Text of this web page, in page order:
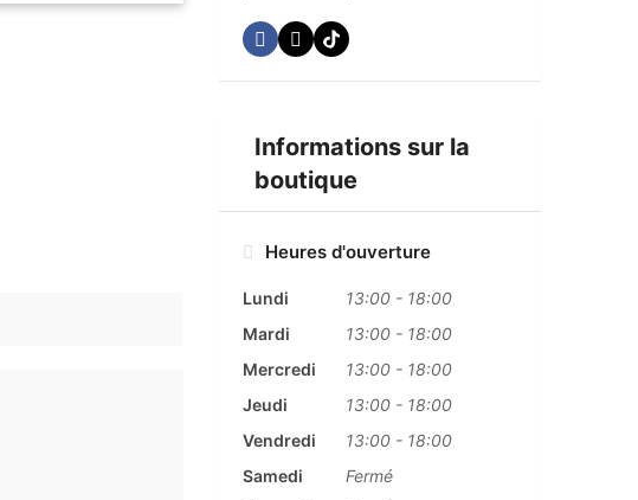
Informations sur la
boutique
Heures d'ouverture
Lundi 13:00 - 18:00
Mardi
13:00 - 18:00
Mercredi
13:00 - 18:00
Jeudi
13:00 - 18:00
Vendredi
13:00 - 18:00
Samedi
Fermé